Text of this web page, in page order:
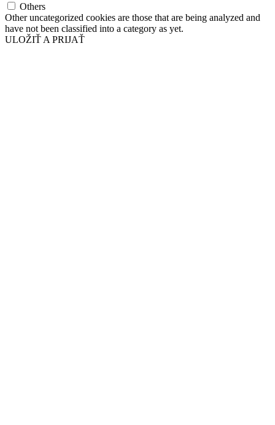
Others
Other uncategorized cookies are those that are being analyzed and
have not been classified into a category as yet.
ULOŽIŤ A PRIJAŤ